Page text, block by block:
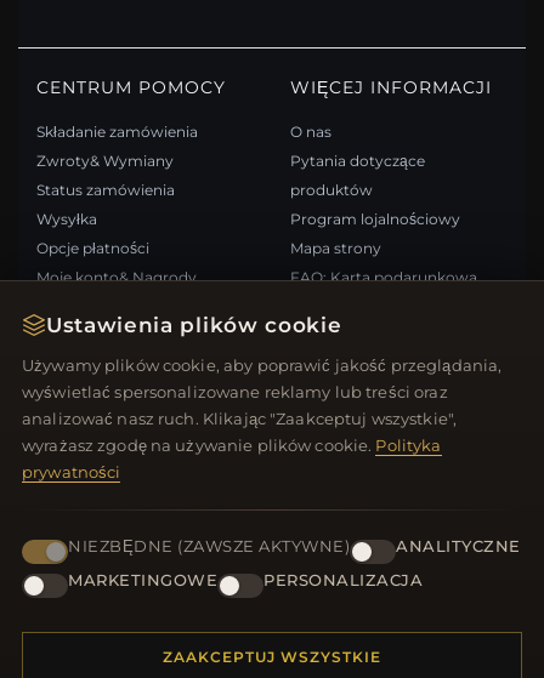
Ustawienia plików cookie
Używamy plików cookie, aby poprawić jakość przeglądania,
wyświetlać spersonalizowane reklamy lub treści oraz
analizować nasz ruch. Klikając "Zaakceptuj wszystkie",
wyrażasz zgodę na używanie plików cookie. Polityka
prywatności
NIEZBĘDNE (ZAWSZE AKTYWNE)
ANALITYCZNE
MARKETINGOWE
PERSONALIZACJA
ZAAKCEPTUJ WSZYSTKIE
CENTRUM POMOCY
Składanie zamówienia
Zwroty& Wymiany
Status zamówienia
Wysyłka
Opcje płatności
Moje konto& Nagrody
WIĘCEJ INFORMACJI
O nas
Pytania dotyczące
produktów
Program lojalnościowy
Mapa strony
FAQ: Karta podarunkowa
Wypisz się z newslettera
SZYBKIE LINKI
Nowe produkty
Oferty specjalne
Recenzje
Zaloguj się
ŚLEDŹ NAS